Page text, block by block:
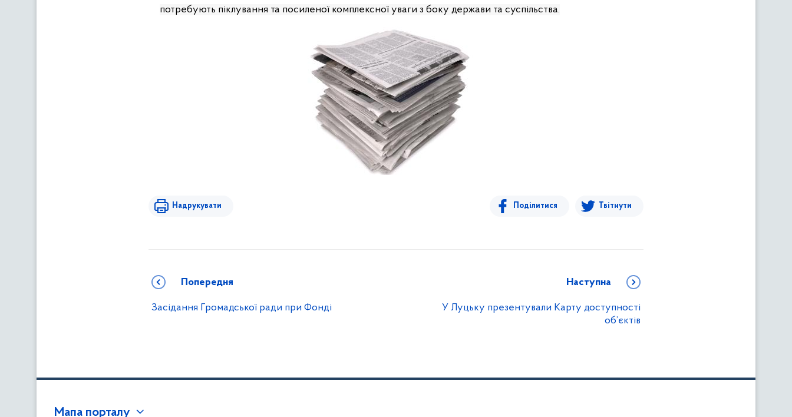
потребують піклування та посиленої комплексної уваги з боку держави та суспільства.
Надрукувати Поділитися Твітнути
Попередня
Засідання Громадської ради при Фонді
Наступна
У Луцьку презентували Карту доступності
об’єктів
Мапа порталу